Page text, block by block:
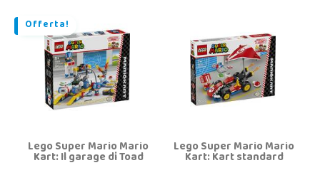
Offerta!
Lego Super Mario Mario
Kart: Il garage di Toad Lego Super Mario Mario
Kart: Kart standard